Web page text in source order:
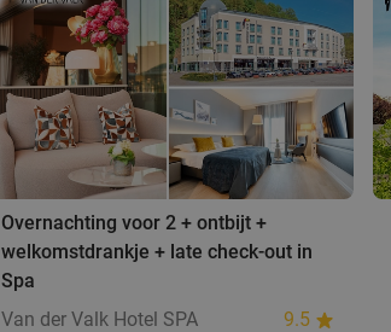
Overnachting voor 2 + ontbijt +
welkomstdrankje + late check-out in
Spa
Van der Valk Hotel SPA
9.5